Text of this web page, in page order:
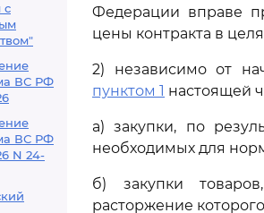
с
ВС РФ
ВС РФ
N 24-
Федерации вправе
цены контракта в
2) независимо от
пунктом 1 настоящей
а) закупки, по
необходимых для
б) закупки
расторжение